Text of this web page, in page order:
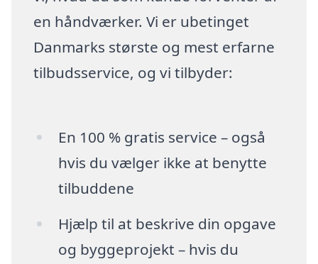
en håndværker. Vi er ubetinget
Danmarks største og mest erfarne
tilbudsservice, og vi tilbyder:
En 100 % gratis service – også
hvis du vælger ikke at benytte
tilbuddene
Hjælp til at beskrive din opgave
og byggeprojekt – hvis du